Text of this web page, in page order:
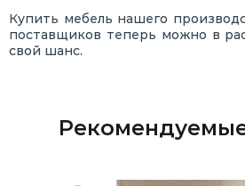
Купить мебель нашего
поставщиков теперь можно в
свой шанс.